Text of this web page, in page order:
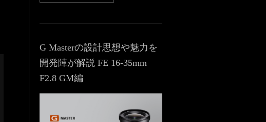
G Masterの設計思想や魅力を
開発陣が解説 FE 16-35mm
F2.8 GM編